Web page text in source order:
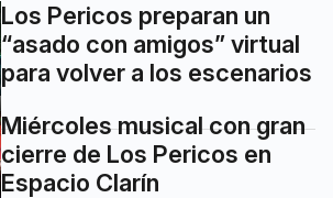
Los Pericos preparan un
“asado con amigos” virtual
para volver a los escenarios
Miércoles musical con gran
cierre de Los Pericos en
Espacio Clarín